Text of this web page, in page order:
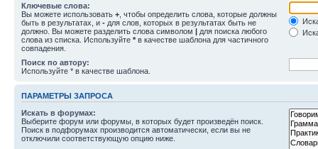
Ключевые слова:
Вы можете использовать + , чтобы определить слова, которые должны
быть в результатах, и - для слов, которых в результатах быть не
должно. Вы можете разделить слова символом | для поиска любого
слова из списка. Используйте * в качестве шаблона для частичного
совпадения.
Поиск по автору:
Используйте * в качестве шаблона.
ПАРАМЕТРЫ ЗАПРОСА
Искать в форумах:
Выберите форум или форумы, в которых будет произведён поиск.
Поиск в подфорумах производится автоматически, если вы не
отключили соответствующую опцию ниже.